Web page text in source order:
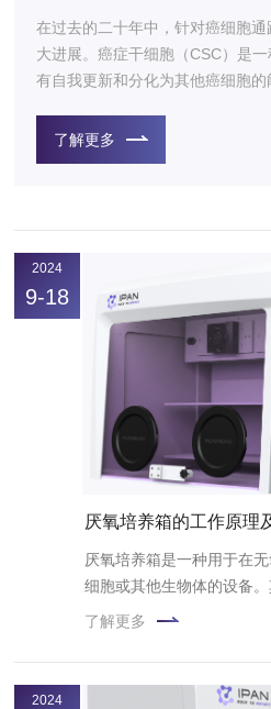
在过去的二十年中，针对癌细胞
大进展。癌症干细胞（CSC）是
有自我更新和分化为其他癌细胞的
靶向疗法，但CSC可能仍然存活
了解更多
2024
9-18
厌氧培养箱的工作原理
厌氧培养箱是一种用于在
细胞或其他生物体的设备
养箱内的气氛，使其成为
了解更多
2024